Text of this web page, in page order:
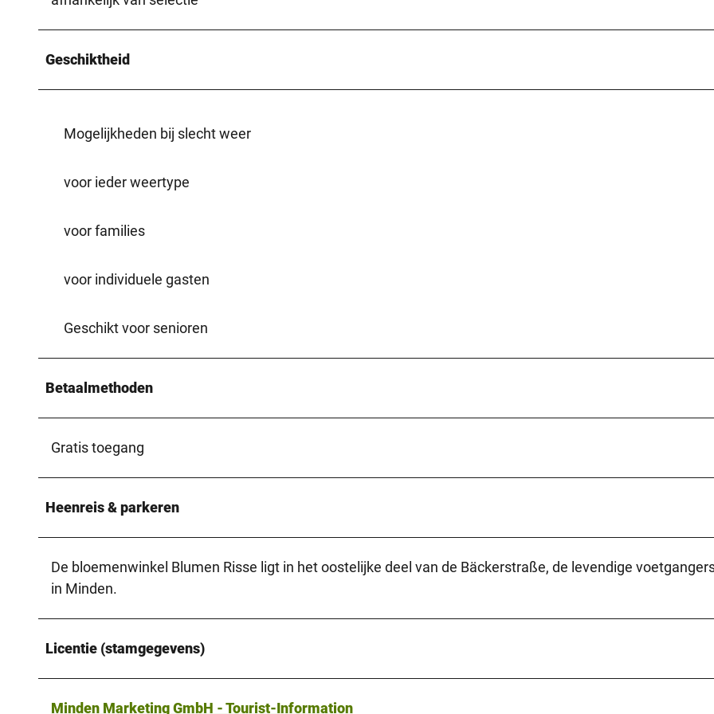
Geschiktheid
Mogelijkheden bij slecht weer
voor ieder weertype
voor families
voor individuele gasten
Geschikt voor senioren
Betaalmethoden
Gratis toegang
Heenreis & parkeren
De bloemenwinkel Blumen Risse ligt in het oostelijke deel van de Bäckerstraße, de levendige
in Minden.
Licentie (stamgegevens)
Minden Marketing GmbH - Tourist-Information